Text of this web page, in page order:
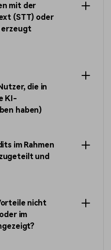
mit der
(STT) oder
erzeugt
die in
KI-
haben)
im Rahmen
und
nicht
im